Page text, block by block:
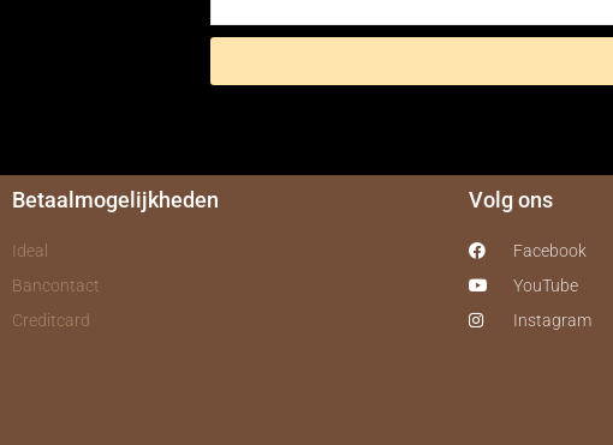
Betaalmogelijkheden
Ideal
Bancontact
Creditcard
Volg ons
Facebook
YouTube
Instagram